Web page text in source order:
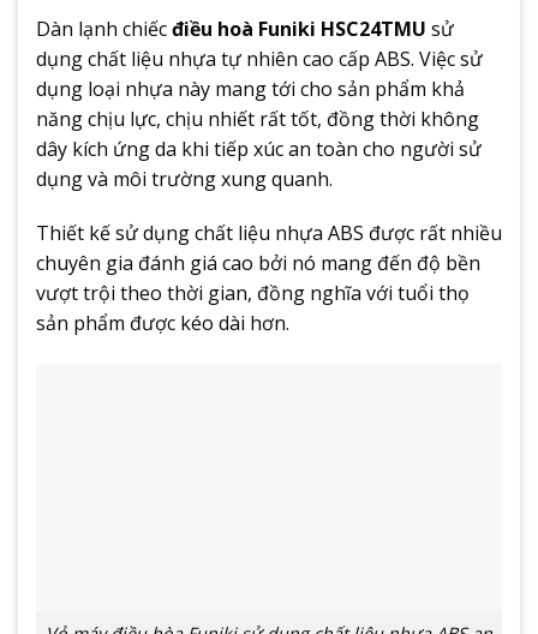
Dàn lạnh chiếcđiều hoà Funiki HSC24TMU sử
dụng chất liệu nhựa tự nhiên cao cấp ABS. Việc sử
dụng loại nhựa này mang tới cho sản phẩm khả
năng chịu lực, chịu nhiết rất tốt, đồng thời không
dây kích ứng da khi tiếp xúc an toàn cho người sử
dụng và môi trường xung quanh.
Thiết kế sử dụng chất liệu nhựa ABS được rất nhiều
chuyên gia đánh giá cao bởi nó mang đến độ bền
vượt trội theo thời gian, đồng nghĩa với tuổi thọ
sản phẩm được kéo dài hơn.